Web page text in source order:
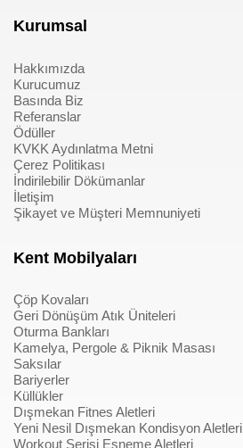
Kurumsal
Hakkımızda
Kurucumuz
Basında Biz
Referanslar
Ödüller
KVKK Aydınlatma Metni
Çerez Politikası
İndirilebilir Dökümanlar
İletişim
Şikayet ve Müşteri Memnuniyeti
Kent Mobilyaları
Çöp Kovaları
Geri Dönüşüm Atık Üniteleri
Oturma Bankları
Kamelya, Pergole & Piknik Masası
Saksılar
Bariyerler
Küllükler
Dışmekan Fitnes Aletleri
Yeni Nesil Dışmekan Kondisyon Aletleri
Workout Serisi Esneme Aletleri